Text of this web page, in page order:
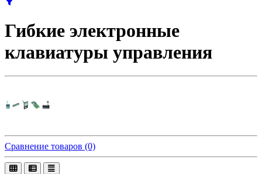
Гибкие электронные
клавиатуры управления
Сравнение товаров (0)